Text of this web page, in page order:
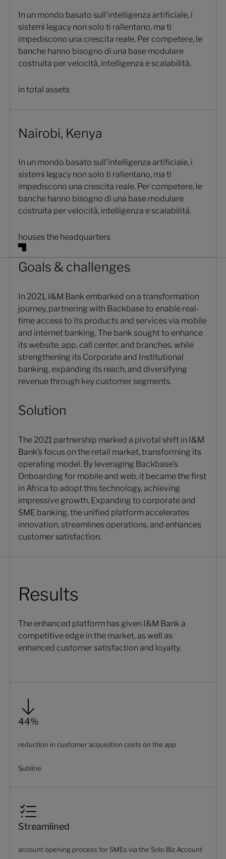
In un mondo basato sull'intelligenza artificiale, i
sistemi legacy non solo ti rallentano, ma ti
impediscono una crescita reale. Per competere, le
banche hanno bisogno di una base modulare
costruita per velocità, intelligenza e scalabilità.
in total assets
Nairobi, Kenya
In un mondo basato sull'intelligenza artificiale, i
sistemi legacy non solo ti rallentano, ma ti
impediscono una crescita reale. Per competere, le
banche hanno bisogno di una base modulare
costruita per velocità, intelligenza e scalabilità.
houses the headquarters
Goals & challenges
In 2021, I&M Bank embarked on a transformation
journey, partnering with Backbase to enable real-
time access to its products and services via mobile
and internet banking. The bank sought to enhance
its website, app, call center, and branches, while
strengthening its Corporate and Institutional
banking, expanding its reach, and diversifying
revenue through key customer segments.
Solution
The 2021 partnership marked a pivotal shift in I&M
Bank’s focus on the retail market, transforming its
operating model. By leveraging Backbase’s
Onboarding for mobile and web, it became the first
in Africa to adopt this technology, achieving
impressive growth. Expanding to corporate and
SME banking, the unified platform accelerates
innovation, streamlines operations, and enhances
customer satisfaction.
Results
The enhanced platform has given I&M Bank a
competitive edge in the market, as well as
enhanced customer satisfaction and loyalty.
44%
reduction in customer acquisition costs on the app
Subline
Streamlined
account opening process for SMEs via the Solo Biz Account